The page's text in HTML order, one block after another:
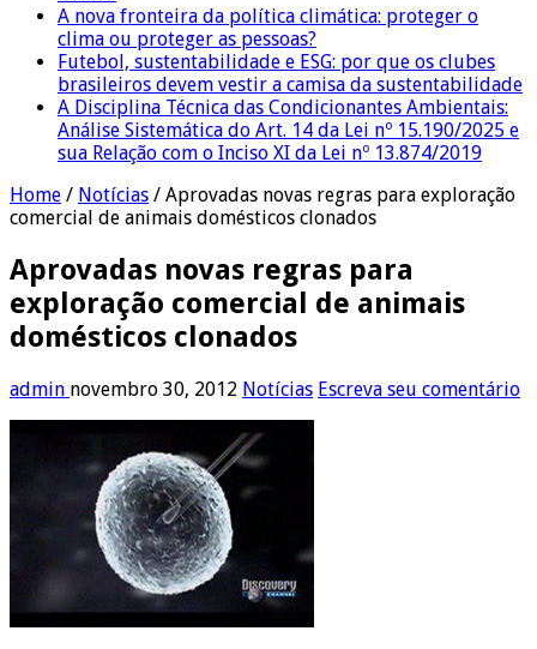
A nova fronteira da política climática: proteger o
clima ou proteger as pessoas?
Futebol, sustentabilidade e ESG: por que os clubes
brasileiros devem vestir a camisa da sustentabilidade
A Disciplina Técnica das Condicionantes Ambientais:
Análise Sistemática do Art. 14 da Lei nº 15.190/2025 e
sua Relação com o Inciso XI da Lei nº 13.874/2019
Home / Notícias / Aprovadas novas regras para exploração
comercial de animais domésticos clonados
Aprovadas novas regras para
exploração comercial de animais
domésticos clonados
admin novembro 30, 2012 Notícias Escreva seu comentário